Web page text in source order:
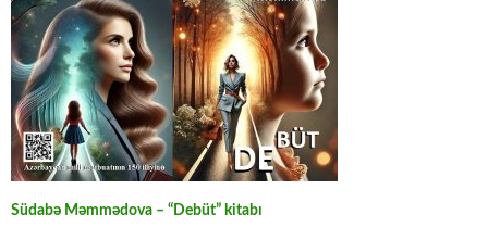
Südabə Məmmədova – “Debüt” kitabı